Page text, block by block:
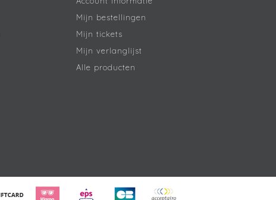
Mijn bestellingen
Mijn tickets
Mijn verlanglijst
Alle producten